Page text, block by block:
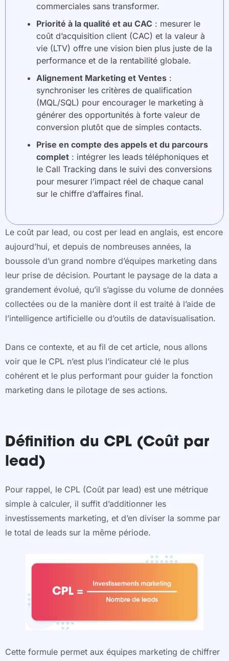
commerciales sans transformer.
Priorité à la qualité et au CAC : mesurer le
coût d’acquisition client (CAC) et la valeur à
vie (LTV) offre une vision bien plus juste de la
performance et de la rentabilité globale.
Alignement Marketing et Ventes :
synchroniser les critères de qualification
(MQL/SQL) pour encourager le marketing à
générer des opportunités à forte valeur de
conversion plutôt que de simples contacts.
Prise en compte des appels et du parcours
complet : intégrer les leads téléphoniques et
le Call Tracking dans le suivi des conversions
pour mesurer l’impact réel de chaque canal
sur le chiffre d’affaires final.
Le coût par lead, ou cost per lead en anglais, est encore
aujourd’hui, et depuis de nombreuses années, la
boussole d’un grand nombre d’équipes marketing dans
leur prise de décision. Pourtant le paysage de la data a
grandement évolué, qu’il s’agisse du volume de données
collectées ou de la manière dont il est traité à l’aide de
l’intelligence artificielle ou d’outils de datavisualisation.
Dans ce contexte, et au fil de cet article, nous allons
voir que le CPL n’est plus l’indicateur clé le plus
cohérent et le plus performant pour guider la fonction
marketing dans le pilotage de ses actions.
Définition du CPL (Coût par
lead)
Pour rappel, le CPL (Coût par lead) est une métrique
simple à calculer, il suffit d’additionner les
investissements marketing, et d’en diviser la somme par
le total de leads sur la même période.
Cette formule permet aux équipes marketing de chiffrer